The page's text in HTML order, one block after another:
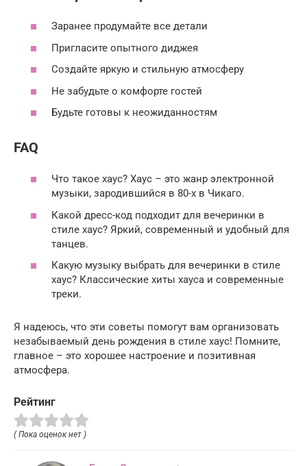
Заранее продумайте все детали
Пригласите опытного диджея
Создайте яркую и стильную атмосферу
Не забудьте о комфорте гостей
Будьте готовы к неожиданностям
FAQ
Что такое хаус? Хаус – это жанр электронной
музыки, зародившийся в 80-х в Чикаго.
Какой дресс-код подходит для вечеринки в
стиле хаус? Яркий, современный и удобный для
танцев.
Какую музыку выбрать для вечеринки в стиле
хаус? Классические хиты хауса и современные
треки.
Я надеюсь, что эти советы помогут вам организовать
незабываемый день рождения в стиле хаус! Помните,
главное – это хорошее настроение и позитивная
атмосфера.
Рейтинг
( Пока оценок нет )